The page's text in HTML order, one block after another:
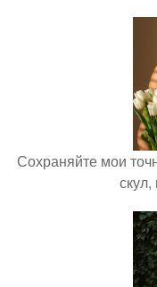
Сохраняйте мои
скул,